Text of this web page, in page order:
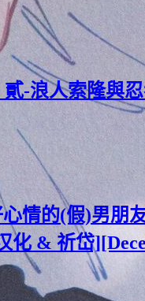
貳-浪人索隆與
情的(假)男朋
化 & 祈岱